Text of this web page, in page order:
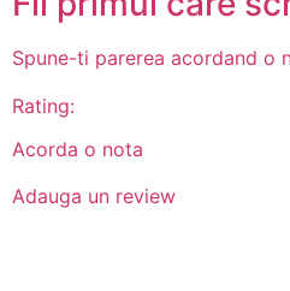
Spune-ti parerea acordand o
Rating:
Acorda o nota
Adauga un review